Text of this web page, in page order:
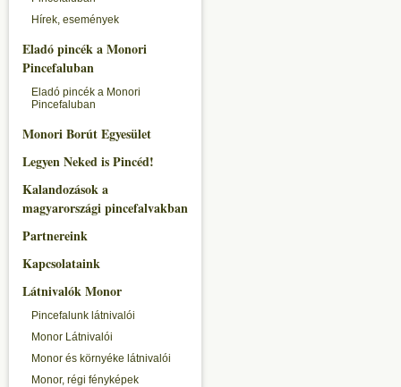
Hírek, események
Eladó pincék a Monori
Pincefaluban
Eladó pincék a Monori
Pincefaluban
Monori Borút Egyesület
Legyen Neked is Pincéd!
Kalandozások a
magyarországi pincefalvakban
Partnereink
Kapcsolataink
Látnivalók Monor
Pincefalunk látnivalói
Monor Látnivalói
Monor és környéke látnivalói
Monor, régi fényképek